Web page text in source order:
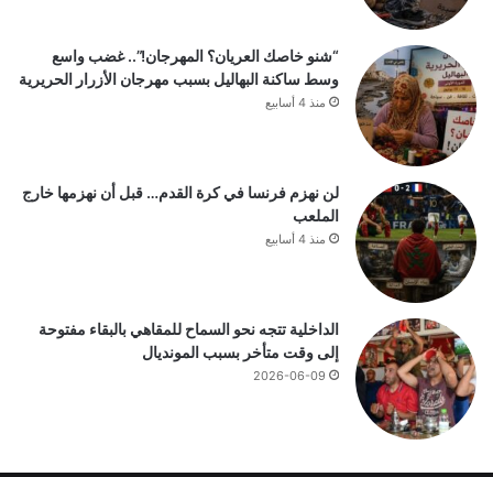
“شنو خاصك العريان؟ المهرجان!”.. غضب واسع
وسط ساكنة البهاليل بسبب مهرجان الأزرار الحريرية
منذ 4 أسابيع
لن نهزم فرنسا في كرة القدم… قبل أن نهزمها خارج
الملعب
منذ 4 أسابيع
الداخلية تتجه نحو السماح للمقاهي بالبقاء مفتوحة
إلى وقت متأخر بسبب المونديال
2026-06-09